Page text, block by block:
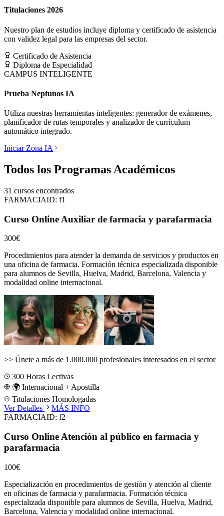
Titulaciones 2026
Nuestro plan de estudios incluye diploma y certificado de asistencia
con validez legal para las empresas del sector.
Certificado de Asistencia
Diploma de Especialidad
CAMPUS INTELIGENTE
Prueba Neptunos IA
Utiliza nuestras herramientas inteligentes: generador de exámenes,
planificador de rutas temporales y analizador de currículum
automático integrado.
Iniciar Zona IA
Todos los Programas Académicos
31 cursos encontrados
FARMACIAID: f1
Curso Online Auxiliar de farmacia y parafarmacia
300€
Procedimientos para atender la demanda de servicios y productos en
una oficina de farmacia. Formación técnica especializada disponible
para alumnos de Sevilla, Huelva, Madrid, Barcelona, Valencia y
modalidad online internacional.
>> Únete a más de 1.000.000 profesionales interesados en el sector
300 Horas Lectivas
🌍 Internacional + Apostilla
Titulaciones Homologadas
Ver Detalles
MÁS INFO
FARMACIAID: f2
Curso Online Atención al público en farmacia y
parafarmacia
100€
Especialización en procedimientos de gestión y atención al cliente
en oficinas de farmacia y parafarmacia. Formación técnica
especializada disponible para alumnos de Sevilla, Huelva, Madrid,
Barcelona, Valencia y modalidad online internacional.